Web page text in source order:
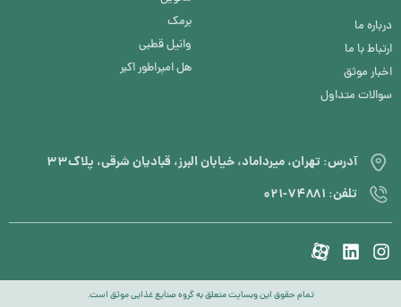
درباره ما
ارتباط با ما
اخبار موثق
سوالات متداول
برمک
وانیل قطبی
هل امپراطور اکبر
آدرس: تهران، میرداماد، خیابان البرز، قبادیان شرقی، پلاک۳۳
تلفن: ۷۴۸۸۱-۰۲۱
تمام حقوق این وبسایت متعلق به گروه صنایع غذایی موثق است.